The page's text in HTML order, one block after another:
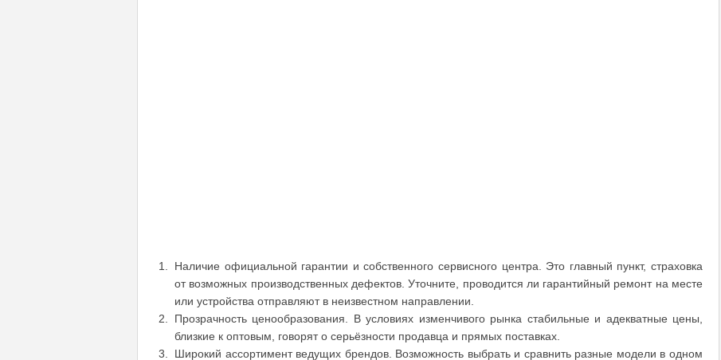
Наличие официальной гарантии и собственного сервисного центра. Это главный пункт, страховка
от возможных производственных дефектов. Уточните, проводится ли гарантийный ремонт на месте
или устройства отправляют в неизвестном направлении.
Прозрачность ценообразования. В условиях изменчивого рынка стабильные и адекватные цены,
близкие к оптовым, говорят о серьёзности продавца и прямых поставках.
Широкий ассортимент ведущих брендов. Возможность выбрать и сравнить разные модели в одном